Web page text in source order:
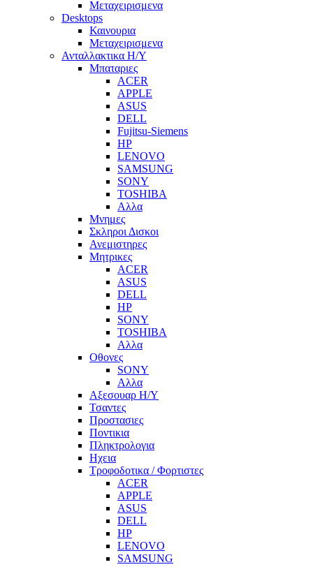
Μεταχειρισμενα
Desktops
Καινουρια
Μεταχειρισμενα
Ανταλλακτικα H/Y
Μπαταριες
ACER
APPLE
ASUS
DELL
Fujitsu-Siemens
HP
LENOVO
SAMSUNG
SONY
TOSHIBA
Αλλα
Μνημες
Σκληροι Δισκοι
Ανεμιστηρες
Μητρικες
ACER
ASUS
DELL
HP
SONY
TOSHIBA
Αλλα
Οθονες
SONY
Αλλα
Αξεσουαρ Η/Υ
Τσαντες
Προστασιες
Ποντικια
Πληκτρολογια
Ηχεια
Τροφοδοτικα / Φορτιστες
ACER
APPLE
ASUS
DELL
HP
LENOVO
SAMSUNG